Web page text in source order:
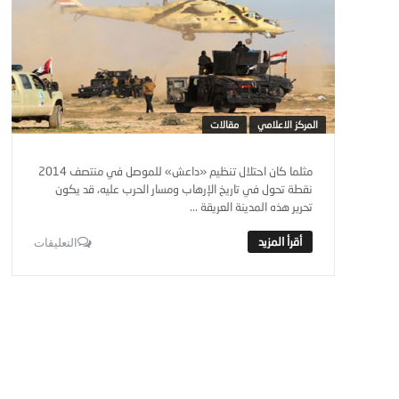
المركز الاعلامي مقالات
مثلما كان احتلال تنظيم «داعش» للموصل في منتصف 2014
نقطة تحول في تاريخ الإرهاب ومسار الحرب عليه، قد يكون
تحرير هذه المدينة العريقة ...
التعليقات